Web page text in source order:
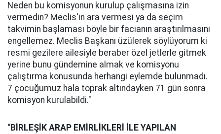
Neden bu komisyonun kurulup çalışmasına izin
vermedin? Meclis'in ara vermesi ya da seçim
takvimin başlaması böyle bir facianın araştırılmasını
engellemez. Meclis Başkanı üzülerek söylüyorum ki
resmi gezilere ailesiyle beraber özel jetlerle gitmek
yerine bunu gündemine almak ve komisyonu
çalıştırma konusunda herhangi eylemde bulunmadı.
7 çocuğumuz hala toprak altındayken 71 gün sonra
komisyon kurulabildi."
"BİRLEŞİK ARAP EMİRLİKLERİ İLE YAPILAN